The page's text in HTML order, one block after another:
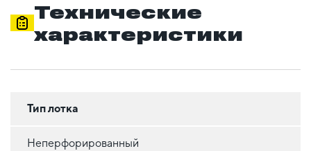
Технические
характеристики
Тип лотка
Неперфорированный